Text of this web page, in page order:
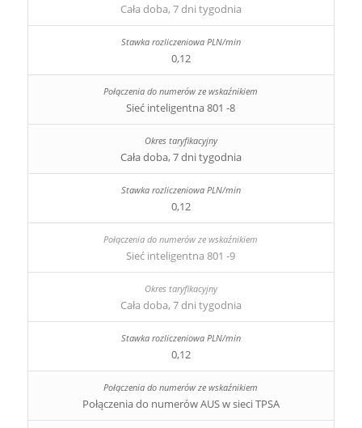
Cała doba, 7 dni tygodnia
0,12
Sieć inteligentna 801 -8
Cała doba, 7 dni tygodnia
0,12
Sieć inteligentna 801 -9
Cała doba, 7 dni tygodnia
0,12
Połączenia do numerów AUS w sieci TPSA